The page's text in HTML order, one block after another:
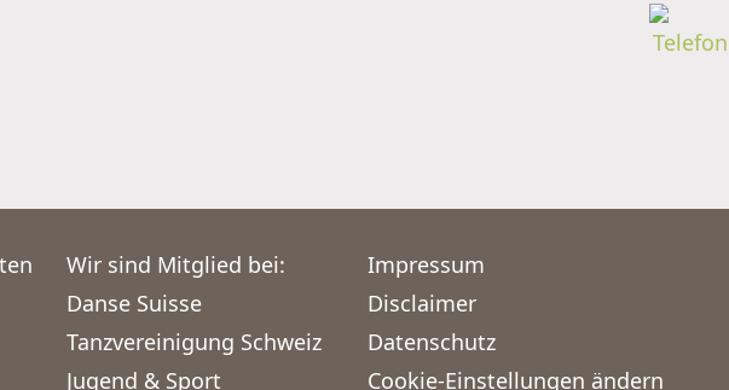
Wir sind Mitglied bei:
Danse Suisse
Tanzvereinigung Schweiz
Jugend & Sport
Impressum
Disclaimer
Datenschutz
Cookie-Einstellungen ändern